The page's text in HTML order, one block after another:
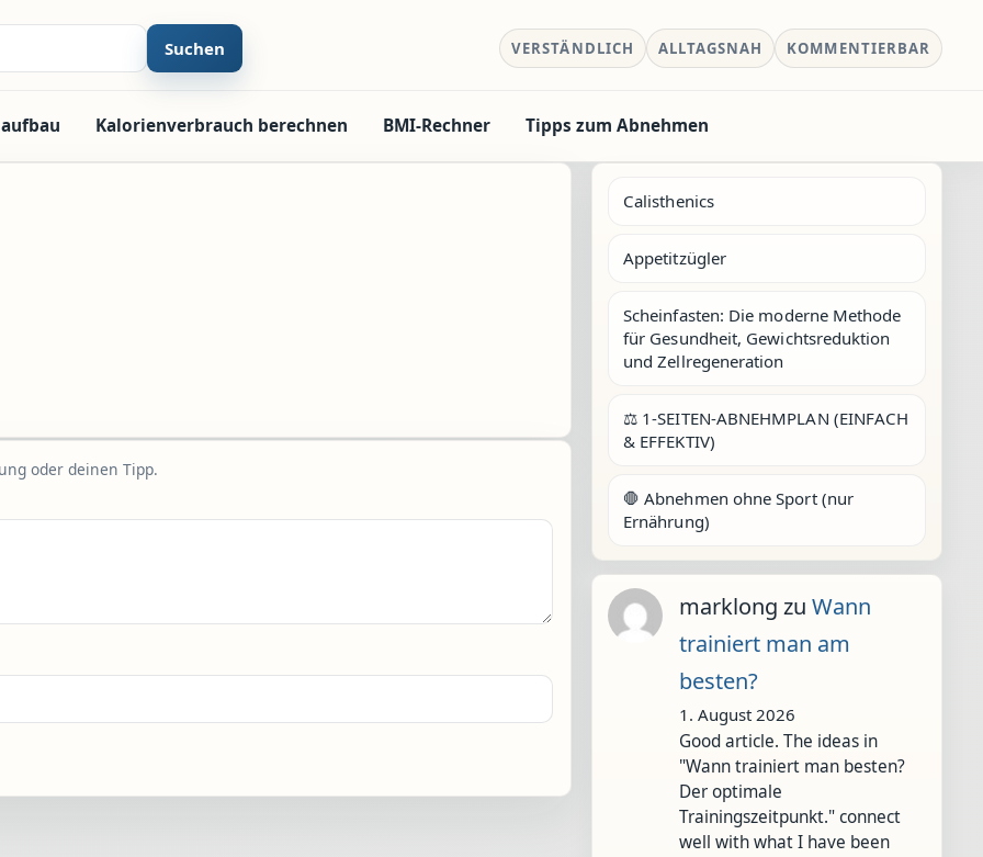
Suchen VERSTÄNDLICH ALLTAGSNAH KOMMENTIERBAR
Kalorienverbrauch berechnen BMI-Rechner Tipps zum Abnehmen
oder deinen Tipp.
Calisthenics
Appetitzügler
Scheinfasten: Die moderne Methode
für Gesundheit, Gewichtsreduktion
und Zellregeneration
⚖️ 1-SEITEN-ABNEHMPLAN (EINFACH
& EFFEKTIV)
🛑 Abnehmen ohne Sport (nur
Ernährung)
marklong zu Wann
trainiert man am
besten?
1. August 2026
Good article. The ideas in
"Wann trainiert man besten?
Der optimale
Trainingszeitpunkt." connect
well with what I have been